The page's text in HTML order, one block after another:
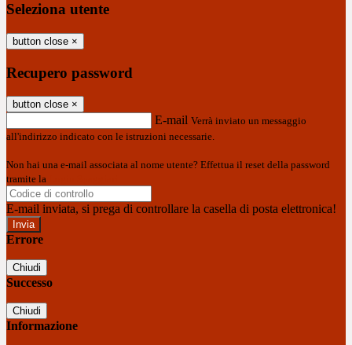
Seleziona utente
button close ×
Recupero password
button close ×
E-mail Verrà inviato un messaggio
all'indirizzo indicato con le istruzioni necessarie.
Non hai una e-mail associata al nome utente? Effettua il reset della password
tramite la
E-mail inviata, si prega di controllare la casella di posta elettronica!
Errore
Chiudi
Successo
Chiudi
Informazione